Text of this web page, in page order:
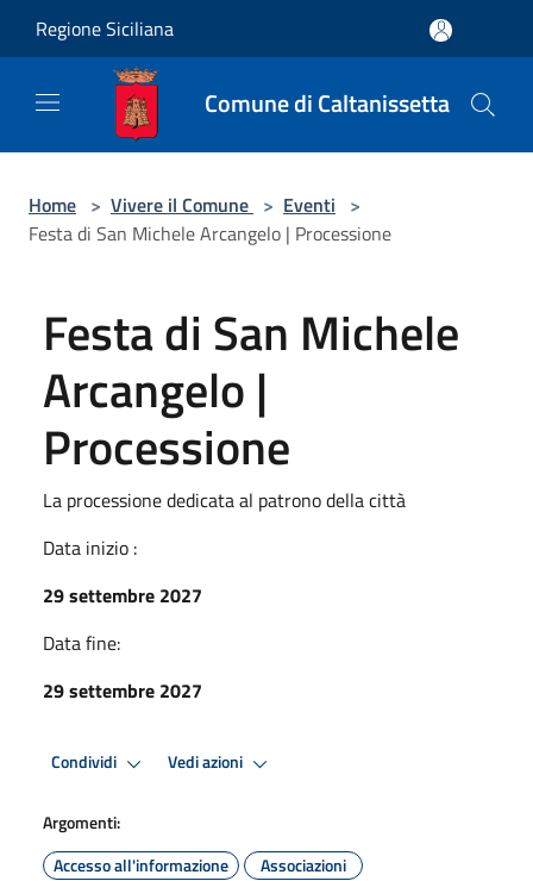
Regione Siciliana
Comune di Caltanissetta
Home > Vivere il Comune > Eventi >
Festa di San Michele Arcangelo | Processione
Festa di San Michele
Arcangelo |
Processione
La processione dedicata al patrono della città
Data inizio :
29 settembre 2027
Data fine:
29 settembre 2027
Condividi Vedi azioni
Argomenti:
Accesso all'informazione
Associazioni